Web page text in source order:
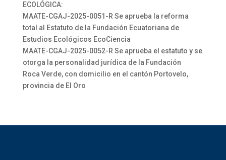
ECOLÓGICA:
MAATE-CGAJ-2025-0051-R Se aprueba la reforma
total al Estatuto de la Fundación Ecuatoriana de
Estudios Ecológicos EcoCiencia
MAATE-CGAJ-2025-0052-R Se aprueba el estatuto y se
otorga la personalidad jurídica de la Fundación
Roca Verde, con domicilio en el cantón Portovelo,
provincia de El Oro